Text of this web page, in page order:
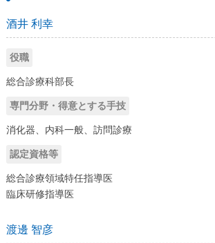
酒井 利幸
役職
総合診療科部長
専門分野・得意とする手技
消化器、内科一般、訪問診療
認定資格等
総合診療領域特任指導医
臨床研修指導医
渡邊 智彦